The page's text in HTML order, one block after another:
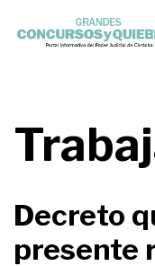
Decreto
presente